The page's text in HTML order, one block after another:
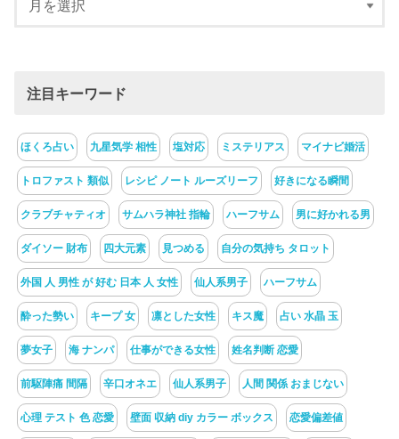
注目キーワード
ほくろ占い 九星気学 相性 塩対応 ミステリアス マイナビ婚活
トロファスト 類似 レシピ ノート ルーズリーフ 好きになる瞬間
クラブチャティオ サムハラ神社 指輪 ハーフサム 男に好かれる男
ダイソー 財布 四大元素 見つめる 自分の気持ち タロット
外国 人 男性 が 好む 日本 人 女性 仙人系男子 ハーフサム
酔った勢い キープ 女 凛とした女性 キス魔 占い 水晶 玉
夢女子 海 ナンパ 仕事ができる女性 姓名判断 恋愛
前駆陣痛 間隔 辛口オネエ 仙人系男子 人間 関係 おまじない
心理 テスト 色 恋愛 壁面 収納 diy カラー ボックス 恋愛偏差値